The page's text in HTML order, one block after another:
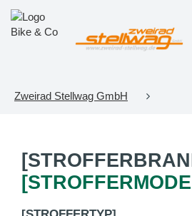
Zweirad Stellwag GmbH